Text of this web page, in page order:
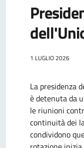
1 LUGLIO 2026
La presidenza
è detenuta da
le riunioni
continuità dei
condividono